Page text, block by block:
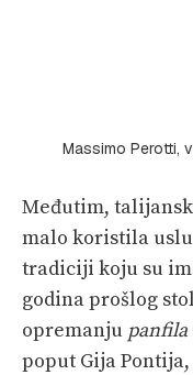
Massimo Perotti,
Međutim,
malo koristila
tradiciji koju su
godina prošlog
opremanju panfila
poput Gija